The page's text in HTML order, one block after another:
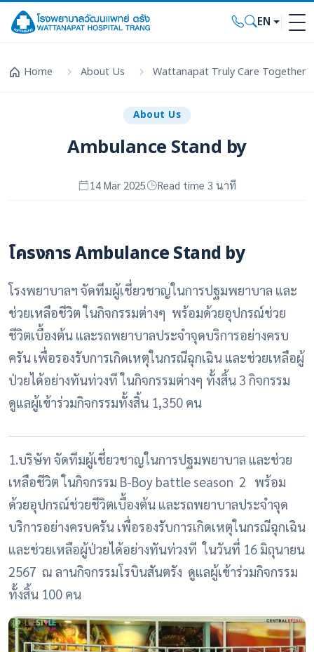
EN
Home About Us Wattanapat Truly Care Together
About Us
Ambulance Stand by
14 Mar 2025 Read time 3 นาที
โครงการ Ambulance Stand by
โรงพยาบาลฯ จัดทีมผู้เชี่ยวชาญในการปฐมพยาบาล และ
ช่วยเหลือชีวิต ในกิจกรรมต่างๆ พร้อมด้วยอุปกรณ์ช่วย
ชีวิตเบื้องต้น และรถพยาบาลประจำจุดบริการอย่างครบ
ครัน เพื่อรองรับการเกิดเหตุในกรณีฉุกเฉิน และช่วยเหลือผู้
ป่วยได้อย่างทันท่วงที ในกิจกรรมต่างๆ ทั้งสิ้น 3 กิจกรรม
ดูแลผู้เข้าร่วมกิจกรรมทั้งสิ้น 1,350 คน
1.บริษัท จัดทีมผู้เชี่ยวชาญในการปฐมพยาบาล และช่วย
เหลือชีวิต ในกิจกรรม B-Boy battle season 2 พร้อม
ด้วยอุปกรณ์ช่วยชีวิตเบื้องต้น และรถพยาบาลประจำจุด
บริการอย่างครบครัน เพื่อรองรับการเกิดเหตุในกรณีฉุกเฉิน
และช่วยเหลือผู้ป่วยได้อย่างทันท่วงที ในวันที่ 16 มิถุนายน
2567 ณ ลานกิจกรรมโรบินสันตรัง ดูแลผู้เข้าร่วมกิจกรรม
ทั้งสิ้น 100 คน